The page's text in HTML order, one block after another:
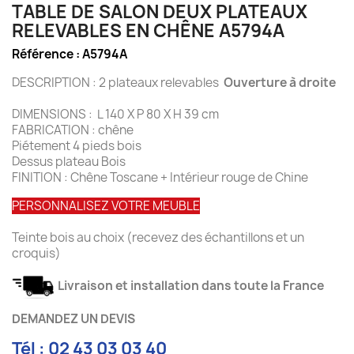
TABLE DE SALON DEUX PLATEAUX
RELEVABLES EN CHÊNE A5794A
Référence :A5794A
DESCRIPTION : 2 plateaux relevables Ouverture à droite
DIMENSIONS : L 140 X P 80 X H 39 cm
FABRICATION : chêne
Piétement 4 pieds bois
Dessus plateau Bois
FINITION : Chêne Toscane + Intérieur rouge de Chine
PERSONNALISEZ VOTRE MEUBLE
Teinte bois au choix (recevez des échantillons et un
croquis)
Livraison et installation dans toute la France
DEMANDEZ UN DEVIS
Tél : 02 43 03 03 40